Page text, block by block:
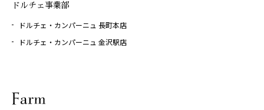
ドルチェ事業部
ドルチェ・カンパーニュ 長町本店
ドルチェ・カンパーニュ 金沢駅店